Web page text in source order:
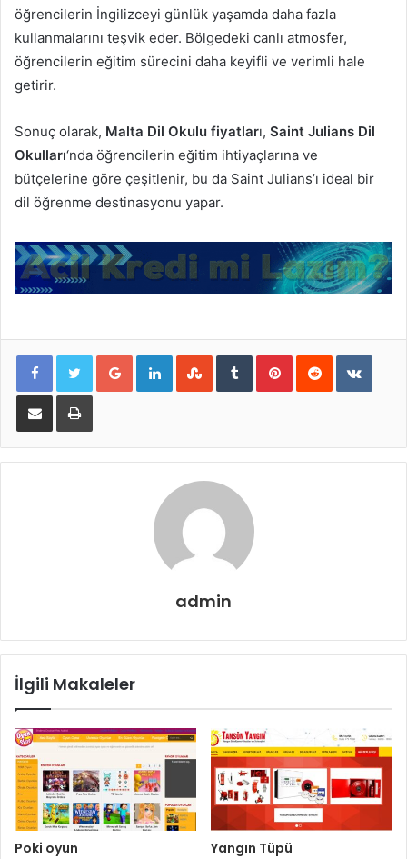
öğrencilerin İngilizceyi günlük yaşamda daha fazla
kullanmalarını teşvik eder. Bölgedeki canlı atmosfer,
öğrencilerin eğitim sürecini daha keyifli ve verimli hale
getirir.
Sonuç olarak, Malta Dil Okulu fiyatları, Saint Julians Dil
Okulları‘nda öğrencilerin eğitim ihtiyaçlarına ve
bütçelerine göre çeşitlenir, bu da Saint Julians’ı ideal bir
dil öğrenme destinasyonu yapar.
Google+LinkedInStumbleUpon
TumblrPinterestReddit
E-Posta ile paylaş Yazdır
admin
İlgili Makaleler
Poki oyun Yangın Tüpü